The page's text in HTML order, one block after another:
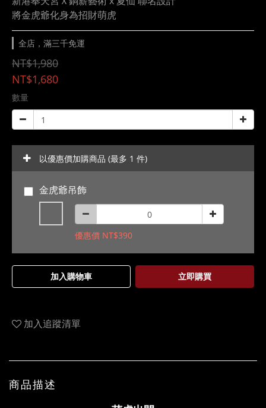
將金虎爺化身為招財萌虎
全店，滿三千免運
NT$1,980
NT$1,680
數量
以優惠價加購商品 (最多 1 件)
金虎爺吊飾
優惠價 NT$390
加入購物車 立即購買
加入追蹤清單
商品描述